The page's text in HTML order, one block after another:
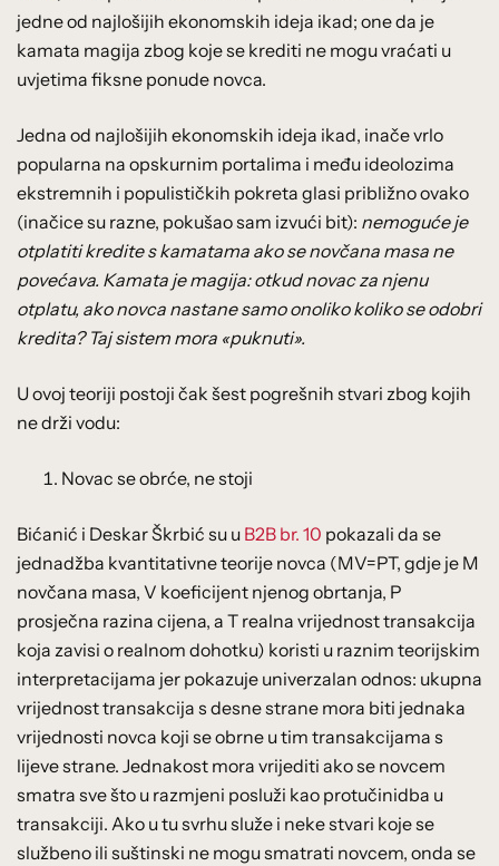
jedne od najlošijih ekonomskih ideja ikad; one da je
kamata magija zbog koje se krediti ne mogu vraćati u
uvjetima fiksne ponude novca.
Jedna od najlošijih ekonomskih ideja ikad, inače vrlo
popularna na opskurnim portalima i među ideolozima
ekstremnih i populističkih pokreta glasi približno ovako
(inačice su razne, pokušao sam izvući bit): nemoguće je
otplatiti kredite s kamatama ako se novčana masa ne
povećava. Kamata je magija: otkud novac za njenu
otplatu, ako novca nastane samo onoliko koliko se odobri
kredita? Taj sistem mora «puknuti».
U ovoj teoriji postoji čak šest pogrešnih stvari zbog kojih
ne drži vodu:
Novac se obrće, ne stoji
Bićanić i Deskar Škrbić su u B2B br. 10 pokazali da se
jednadžba kvantitativne teorije novca (MV=PT, gdje je M
novčana masa, V koeficijent njenog obrtanja, P
prosječna razina cijena, a T realna vrijednost transakcija
koja zavisi o realnom dohotku) koristi u raznim teorijskim
interpretacijama jer pokazuje univerzalan odnos: ukupna
vrijednost transakcija s desne strane mora biti jednaka
vrijednosti novca koji se obrne u tim transakcijama s
lijeve strane. Jednakost mora vrijediti ako se novcem
smatra sve što u razmjeni posluži kao protučinidba u
transakciji. Ako u tu svrhu služe i neke stvari koje se
službeno ili suštinski ne mogu smatrati novcem, onda se